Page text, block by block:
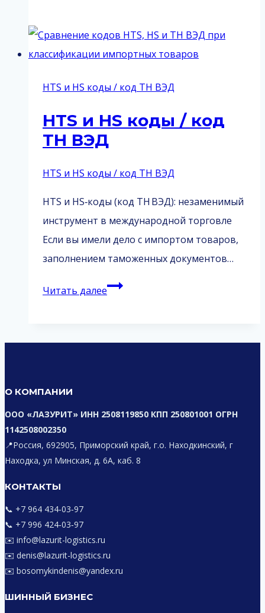
HTS и HS коды / код ТН ВЭД
HTS и HS коды / код
ТН ВЭД
HTS и HS коды / код ТН ВЭД
HTS и HS‑коды (код ТН ВЭД): незаменимый
инструмент в международной торговле
Если вы имели дело с импортом товаров,
заполнением таможенных документов…
Читать далееHTS
коды
ВЭД
О КОМПАНИИ
ООО «ЛАЗУРИТ» ИНН 2508119850 КПП 250801001 ОГРН
1142508002350
📍Россия, 692905, Приморский край, г.о. Находкинский, г
Находка, ул Минская, д. 6А, каб. 8
КОНТАКТЫ
📞 +7 964 434‑03‑97
📞 +7 996 424‑03‑97
✉️ info@lazurit-logistics.ru
✉️ denis@lazurit-logistics.ru
✉️ bosomykindenis@yandex.ru
ШИННЫЙ БИЗНЕС